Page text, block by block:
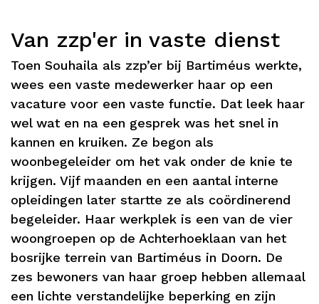
Van zzp'er in vaste dienst
Toen Souhaila als zzp’er bij Bartiméus werkte,
wees een vaste medewerker haar op een
vacature voor een vaste functie. Dat leek haar
wel wat en na een gesprek was het snel in
kannen en kruiken. Ze begon als
woonbegeleider om het vak onder de knie te
krijgen. Vijf maanden en een aantal interne
opleidingen later startte ze als coördinerend
begeleider. Haar werkplek is een van de vier
woongroepen op de Achterhoeklaan van het
bosrijke terrein van Bartiméus in Doorn. De
zes bewoners van haar groep hebben allemaal
een lichte verstandelijke beperking en zijn